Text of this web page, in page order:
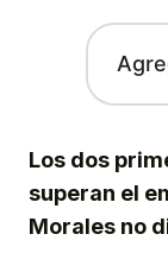
Los dos
superan el
Morales no